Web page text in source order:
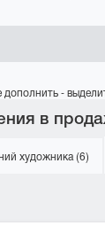
-
в
художника (6)